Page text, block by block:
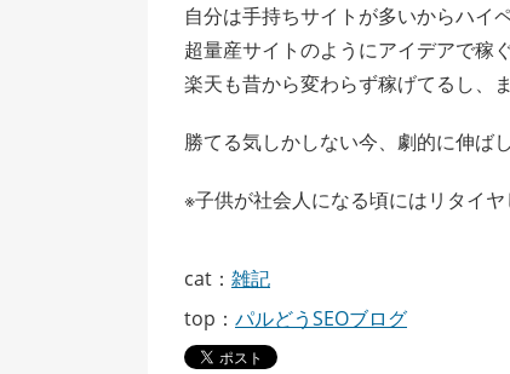
自分は手持ちサイトが多いからハイ
超量産サイトのようにアイデアで稼
楽天も昔から変わらず稼げてるし、
勝てる気しかしない今、劇的に伸ば
※子供が社会人になる頃にはリタイヤ
cat： 雑記
top： パルどうSEOブログ